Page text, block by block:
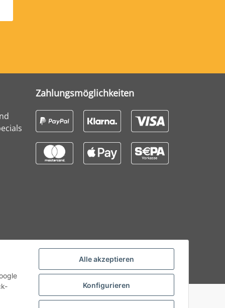
Alle akzeptieren
Konfigurieren
Zahlungsmöglichkeiten